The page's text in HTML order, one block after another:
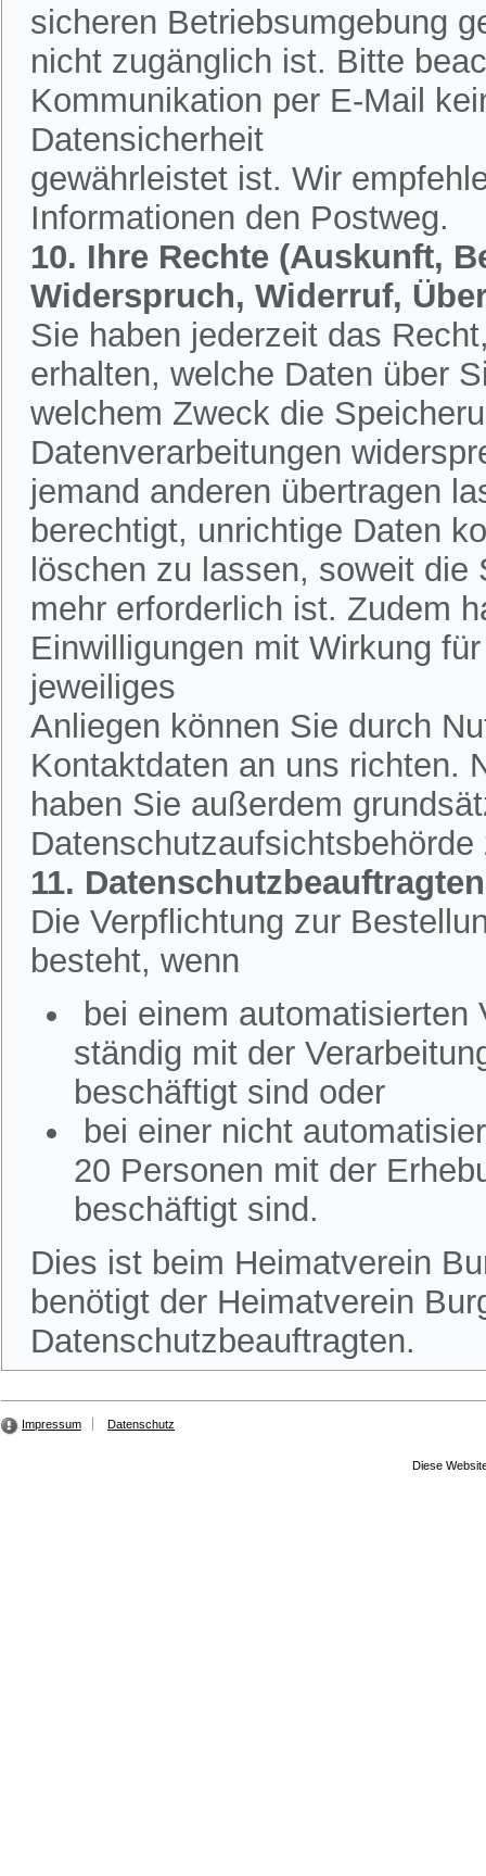
sicheren Betriebsumgebung
nicht zugänglich ist. Bitte
Kommunikation per E-Mail
Datensicherheit
gewährleistet ist. Wir
Informationen den Postweg.
10. Ihre Rechte (Auskunft,
Widerspruch, Widerruf,
Sie haben jederzeit das
erhalten, welche Daten über
welchem Zweck die
Datenverarbeitungen
jemand anderen übertragen
berechtigt, unrichtige Daten
löschen zu lassen, soweit
mehr erforderlich ist. Zudem
Einwilligungen mit Wirkung
jeweiliges
Anliegen können Sie durch
Kontaktdaten an uns richten.
haben Sie außerdem
11. Datenschutzbeauftragten
Die Verpflichtung zur
besteht, wenn
bei einem
ständig mit der
beschäftigt sind oder
bei einer nicht
20 Personen mit der
beschäftigt sind.
Dies ist beim Heimatverein
benötigt der Heimatverein
Datenschutzbeauftragten.
Impressum Datenschutz
Diese